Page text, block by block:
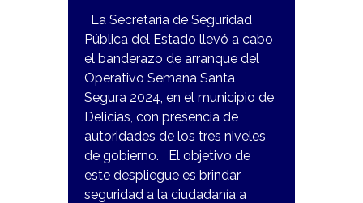
La Secretaría de Seguridad
Pública del Estado llevó a cabo
el banderazo de arranque del
Operativo Semana Santa
Segura 2024, en el municipio de
Delicias, con presencia de
autoridades de los tres niveles
de gobierno. El objetivo de
este despliegue es brindar
seguridad a la ciudadanía a